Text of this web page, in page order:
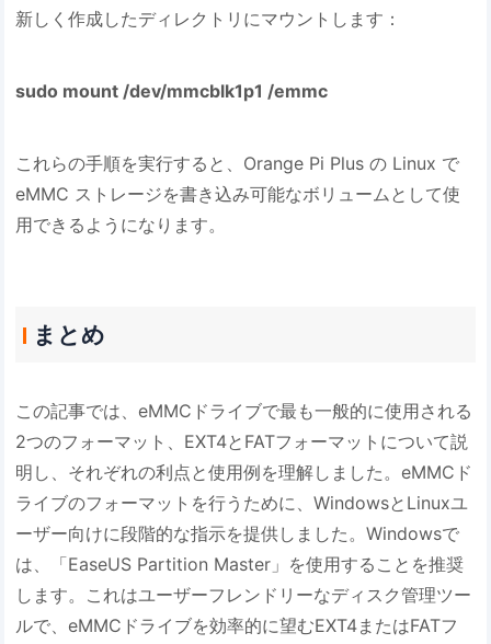
新しく作成したディレクトリにマウントします：
sudo mount /dev/mmcblk1p1 /emmc
これらの手順を実行すると、Orange Pi Plus の Linux で
eMMC ストレージを書き込み可能なボリュームとして使
用できるようになります。
まとめ
この記事では、eMMCドライブで最も一般的に使用される
2つのフォーマット、EXT4とFATフォーマットについて説
明し、それぞれの利点と使用例を理解しました。eMMCド
ライブのフォーマットを行うために、WindowsとLinuxユ
ーザー向けに段階的な指示を提供しました。Windowsで
は、「EaseUS Partition Master」を使用することを推奨
します。これはユーザーフレンドリーなディスク管理ツー
ルで、eMMCドライブを効率的に望むEXT4またはFATフ